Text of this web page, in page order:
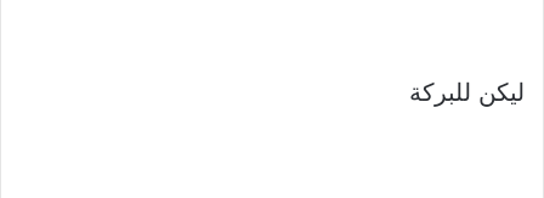
ليكن للبركة